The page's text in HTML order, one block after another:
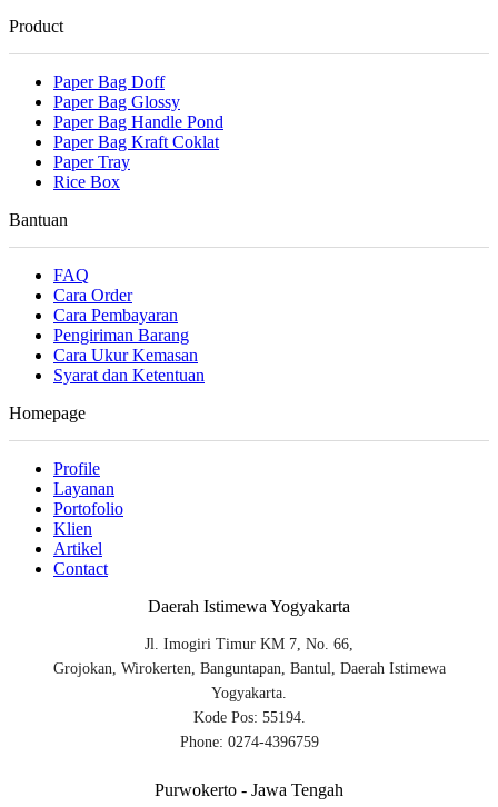
Product
Paper Bag Doff
Paper Bag Glossy
Paper Bag Handle Pond
Paper Bag Kraft Coklat
Paper Tray
Rice Box
Bantuan
FAQ
Cara Order
Cara Pembayaran
Pengiriman Barang
Cara Ukur Kemasan
Syarat dan Ketentuan
Homepage
Profile
Layanan
Portofolio
Klien
Artikel
Contact
Daerah Istimewa Yogyakarta
Jl. Imogiri Timur KM 7, No. 66,
Grojokan, Wirokerten, Banguntapan, Bantul, Daerah Istimewa
Yogyakarta.
Kode Pos: 55194.
Phone: 0274-4396759
Purwokerto - Jawa Tengah